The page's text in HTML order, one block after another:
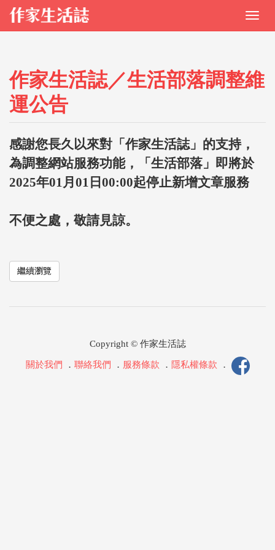
作家生活誌／生活部落調整維
運公告
感謝您長久以來對「作家生活誌」的支持，
為調整網站服務功能，「生活部落」即將於
2025年01月01日00:00起停止新增文章服務
不便之處，敬請見諒。
繼續瀏覽
Copyright © 作家生活誌
關於我們 ． 聯絡我們 ． 服務條款 ． 隱私權條款 ．